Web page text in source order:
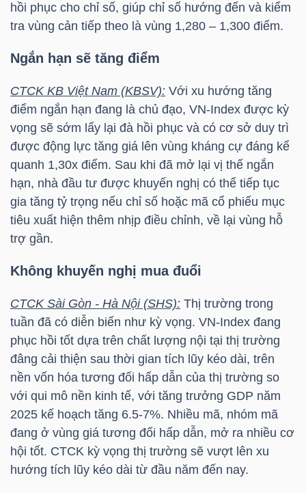
hồi phục cho chỉ số, giúp chỉ số hướng đến và kiểm
tra vùng cản tiếp theo là vùng 1,280 – 1,300 điểm.
Ngắn hạn sẽ tăng điểm
CTCK KB Việt Nam (KBSV): Với xu hướng tăng
điểm ngắn hạn đang là chủ đạo, VN-Index được kỳ
vọng sẽ sớm lấy lại đà hồi phục và có cơ sở duy trì
được động lực tăng giá lên vùng kháng cự đáng kể
quanh 1,30x điểm. Sau khi đã mở lại vị thế ngắn
hạn, nhà đầu tư được khuyến nghị có thể tiếp tục
gia tăng tỷ trọng nếu chỉ số hoặc mã cổ phiếu mục
tiêu xuất hiện thêm nhịp điều chỉnh, về lại vùng hỗ
trợ gần.
Không khuyến nghị mua đuổi
CTCK Sài Gòn - Hà Nội (SHS): Thị trường trong
tuần đã có diễn biến như kỳ vọng. VN-Index đang
phục hồi tốt dựa trên chất lượng nội tại thị trường
đâng cải thiện sau thời gian tích lũy kéo dài, trên
nền vốn hóa tương đối hấp dẫn của thị trường so
với qui mô nền kinh tế, với tăng trưởng GDP năm
2025 kế hoạch tăng 6.5-7%. Nhiều mã, nhóm mã
đang ở vùng giá tương đối hấp dẫn, mở ra nhiều cơ
hội tốt. CTCK kỳ vọng thị trường sẽ vượt lên xu
hướng tích lũy kéo dài từ đầu năm đến nay.
PHIẾU
CÔNG
ĐẦU
TƯ
TRUY
LIỆU
Ngành
(-)
VS-
SECTOR